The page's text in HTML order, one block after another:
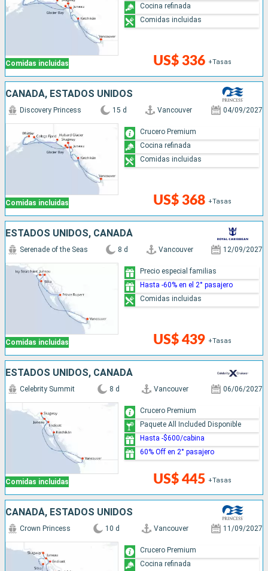
Comidas incluidas US$ 336 +Tasas
Cocina refinada
Comidas incluidas
CANADÁ, ESTADOS UNIDOS
Comidas incluidas
Discovery Princess 15 d Vancouver 04/09/2027
US$ 368 +Tasas
Crucero Premium
Cocina refinada
Comidas incluidas
ESTADOS UNIDOS, CANADÁ
Comidas incluidas
Serenade of the Seas 8 d Vancouver 12/09/2027
US$ 439 +Tasas
Precio especial familias
Hasta -60% en el 2° pasajero
Comidas incluidas
ESTADOS UNIDOS, CANADÁ
Comidas incluidas
Celebrity Summit 8 d Vancouver 06/06/2027
US$ 445 +Tasas
Crucero Premium
Paquete All Included Disponible
Hasta -$600/cabina
60% Off en 2° pasajero
CANADÁ, ESTADOS UNIDOS
Crown Princess 10 d Vancouver 11/09/2027
Crucero Premium
Cocina refinada